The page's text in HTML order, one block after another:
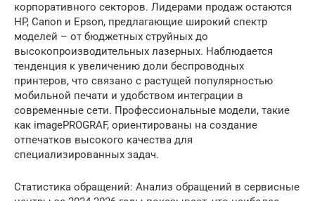
корпоративного секторов. Лидерами продаж остаются
HP, Canon и Epson, предлагающие широкий спектр
моделей – от бюджетных струйных до
высокопроизводительных лазерных. Наблюдается
тенденция к увеличению доли беспроводных
принтеров, что связано с растущей популярностью
мобильной печати и удобством интеграции в
современные сети. Профессиональные модели, такие
как imagePROGRAF, ориентированы на создание
отпечатков высокого качества для
специализированных задач.
Статистика обращений: Анализ обращений в сервисные